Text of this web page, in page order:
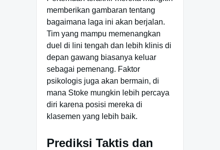
memberikan gambaran tentang
bagaimana laga ini akan berjalan.
Tim yang mampu memenangkan
duel di lini tengah dan lebih klinis di
depan gawang biasanya keluar
sebagai pemenang. Faktor
psikologis juga akan bermain, di
mana Stoke mungkin lebih percaya
diri karena posisi mereka di
klasemen yang lebih baik.
Prediksi Taktis dan